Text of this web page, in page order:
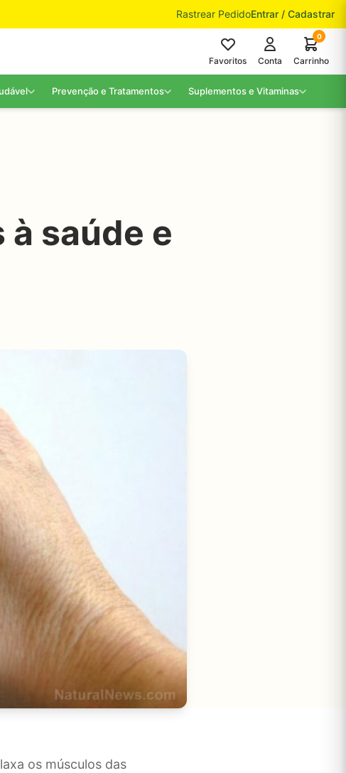
Rastrear PedidoEntrar / Cadastrar
Favoritos Conta
0
Carrinho
Prevenção e Tratamentos Suplementos e Vitaminas
saúde e
os músculos das